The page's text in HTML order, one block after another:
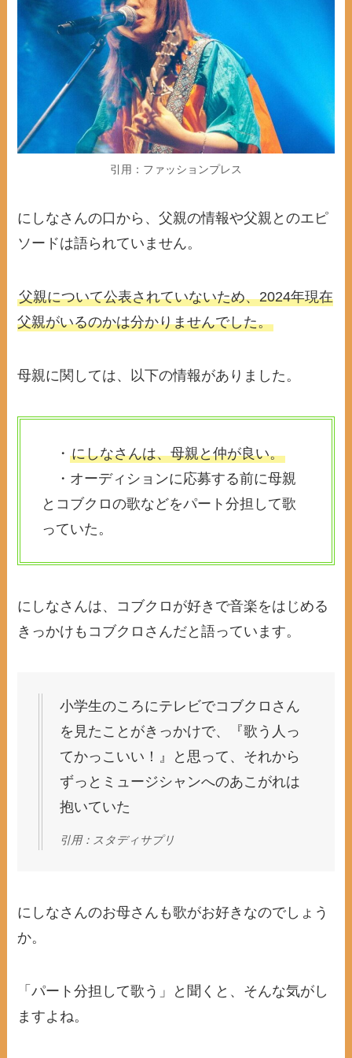
引用：ファッションプレス
にしなさんの口から、父親の情報や父親とのエピ
ソードは語られていません。
父親について公表されていないため、2024年現在
父親がいるのかは分かりませんでした。
母親に関しては、以下の情報がありました。
・にしなさんは、母親と仲が良い。
・オーディションに応募する前に母親
とコブクロの歌などをパート分担して歌
っていた。
にしなさんは、コブクロが好きで音楽をはじめる
きっかけもコブクロさんだと語っています。
小学生のころにテレビでコブクロさん
を見たことがきっかけで、『歌う人っ
てかっこいい！』と思って、それから
ずっとミュージシャンへのあこがれは
抱いていた
引用：スタディサプリ
にしなさんのお母さんも歌がお好きなのでしょう
か。
「パート分担して歌う」と聞くと、そんな気がし
ますよね。